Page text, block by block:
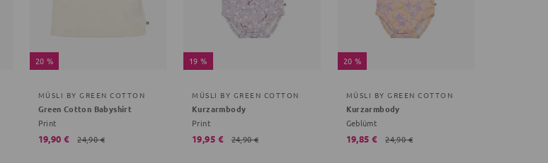
20 %
MÜSLI BY GREEN COTTON
Green Cotton Babyshirt
Print
19,90 € 24,90 €
19 %
MÜSLI BY GREEN COTTON
Kurzarmbody
Print
19,95 € 24,90 €
20 %
MÜSLI BY GREEN COTTON
Kurzarmbody
Geblümt
19,85 € 24,90 €